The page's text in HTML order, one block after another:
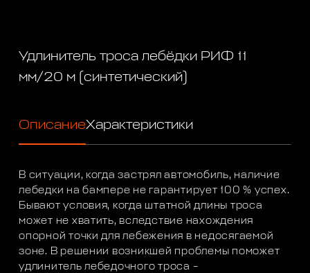
Удлинитель троса лебёдки РИФ 11
мм/20 м (синтетический)
ОписаниеХарактеристики
В ситуации, когда застрял автомобиль, наличие
лебедки на бампере не гарантирует 100 % успех.
Бывают условия, когда штатной длины троса
может не хватить, вследствие нахождения
опорной точки для лебежения в недосягаемой
зоне. В решении возникшей проблемы поможет
удлинитель лебедочного троса –